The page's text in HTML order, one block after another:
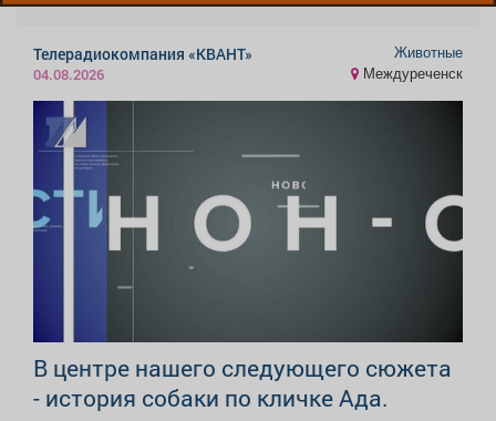
Телерадиокомпания «КВАНТ»
04.08.2026
Животные
Междуреченск
В центре нашего следующего сюжета
- история собаки по кличке Ада.